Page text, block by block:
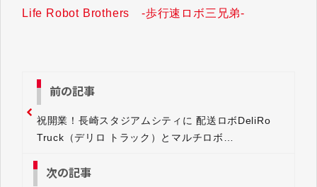
Life Robot Brothers -歩行速ロボ三兄弟-
前の記事
祝開業！長崎スタジアムシティに 配送ロボDeliRo
Truck（デリロ トラック）とマルチロボ
次の記事